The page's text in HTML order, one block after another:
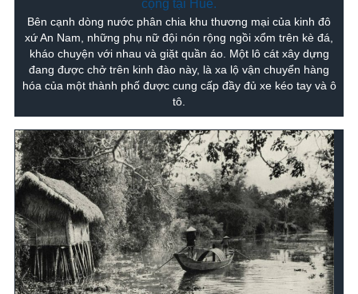
cộng tại Huế.
Bên cạnh dòng nước phân chia khu thương mại của kinh đô
xứ An Nam, những phụ nữ đội nón rộng ngồi xổm trên kè đá,
kháo chuyện với nhau và giặt quần áo. Một lô cát xây dựng
đang được chở trên kinh đào này, là xa lộ vận chuyển hàng
hóa của một thành phố được cung cấp đầy đủ xe kéo tay và ô
tô.